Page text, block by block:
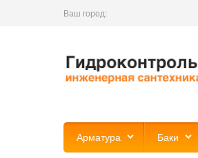
Ваш город:
Арматура Баки